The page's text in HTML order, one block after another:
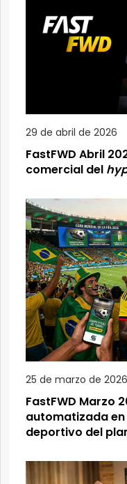
29 de abril de 2026
FastFWD Abril
comercial del
25 de marzo de 2026
FastFWD Marzo
automatizada
deportivo del